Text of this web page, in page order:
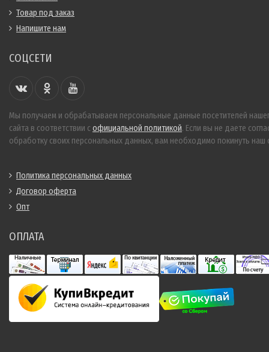
Товар под заказ
Напишите нам
СОЦСЕТИ
Мы получаем и обрабатываем персональные данные посетителей
сайта в соответствии с официальной политикой. Если вы не даете
обработку своих персональных данных, вам необходимо покинуть наш
Политика персональных данных
Договор оферта
Опт
ОПЛАТА